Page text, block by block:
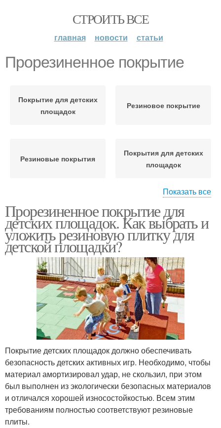
СТРОИТЬ ВСЕ
главная новости статьи
Прорезиненное покрытие
Покрытие для детских
площадок
Резиновое покрытие
Резиновые покрытия
Покрытия для детских
площадок
площадках
Недорогое покрытие
Покрытие для детской
площадки
Покрытие для детских и
Безопасное покрытие Рулонное покрытие
Бесшовное покрытие
Показать все
Прорезиненное покрытие для
детских площадок. Как выбрать и
уложить резиновую плитку для
детской площадки?
Покрытие детских площадок должно обеспечивать
безопасность детских активных игр. Необходимо, чтобы
материал амортизировал удар, не скользил, при этом
был выполнен из экологически безопасных материалов
и отличался хорошей износостойкостью. Всем этим
требованиям полностью соответствуют резиновые
плиты.